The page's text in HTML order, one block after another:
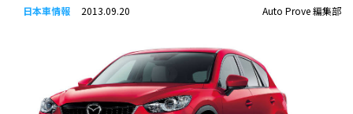
日本車情報​ 2013.09.20 Auto Prove 編集部